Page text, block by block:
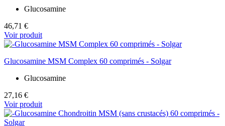
Glucosamine
46,71 €
Voir produit
Glucosamine MSM Complex 60 comprimés - Solgar
Glucosamine
27,16 €
Voir produit